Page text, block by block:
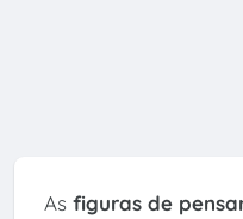
As figuras de